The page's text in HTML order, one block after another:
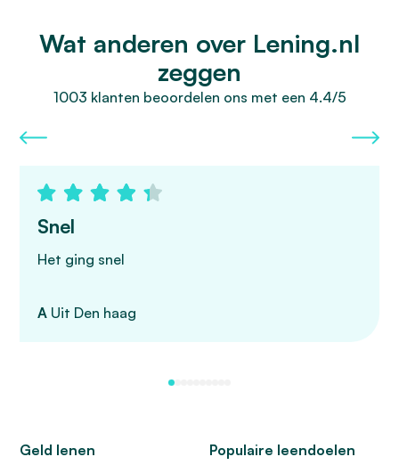
Wat anderen over Lening.nl
zeggen
1003 klanten beoordelen ons met een 4.4/5
Snel
Het ging snel
A Uit Den haag
Geld lenen
Populaire leendoelen